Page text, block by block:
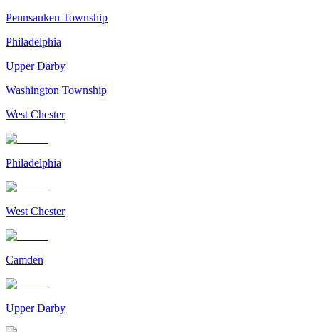
Pennsauken Township
Philadelphia
Upper Darby
Washington Township
West Chester
Philadelphia
West Chester
Camden
Upper Darby